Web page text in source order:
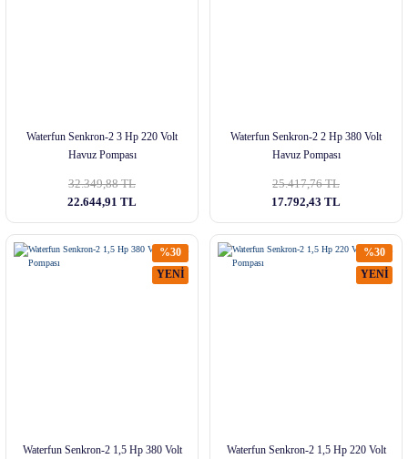
Waterfun Senkron-2 3 Hp 220 Volt
Havuz Pompası
32.349,88 TL
22.644,91 TL
Waterfun Senkron-2 2 Hp 380 Volt
Havuz Pompası
25.417,76 TL
17.792,43 TL
%30
YENİ
Waterfun Senkron-2 1,5 Hp 380 Volt
%30
YENİ
Waterfun Senkron-2 1,5 Hp 220 Volt